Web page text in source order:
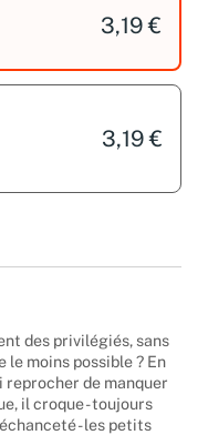
3,19 €
3,19 €
des privilégiés, sans
moins possible ? En
reprocher de manquer
il croque - toujours
- les petits